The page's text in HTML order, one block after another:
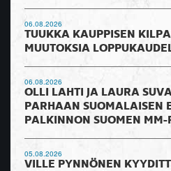
06.08.2026
TUUKKA KAUPPISEN
MUUTOKSIA
06.08.2026
OLLI LAHTI JA LAURA
PARHAAN SUOMALAISEN
PALKINNON SUOMEN MM-
05.08.2026
VILLE PYNNÖNEN